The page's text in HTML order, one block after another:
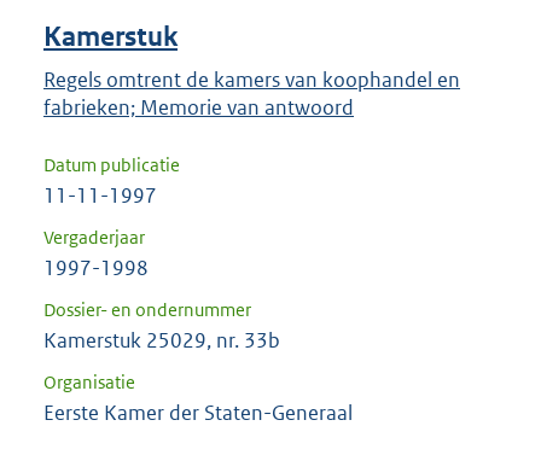
Kamerstuk
Regels omtrent de kamers van koophandel en
fabrieken; Memorie van antwoord
Datum publicatie
11-11-1997
Vergaderjaar
1997-1998
Dossier- en ondernummer
Kamerstuk 25029, nr. 33b
Organisatie
Eerste Kamer der Staten-Generaal